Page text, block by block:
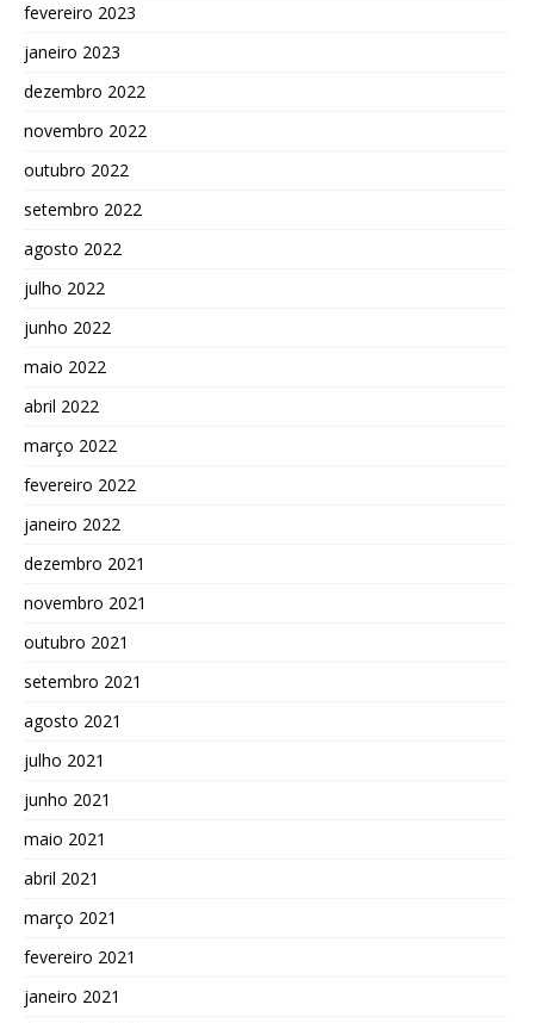
fevereiro 2023
janeiro 2023
dezembro 2022
novembro 2022
outubro 2022
setembro 2022
agosto 2022
julho 2022
junho 2022
maio 2022
abril 2022
março 2022
fevereiro 2022
janeiro 2022
dezembro 2021
novembro 2021
outubro 2021
setembro 2021
agosto 2021
julho 2021
junho 2021
maio 2021
abril 2021
março 2021
fevereiro 2021
janeiro 2021